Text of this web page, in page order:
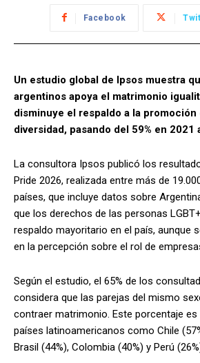
Facebook
Un estudio global de Ipsos muestra
argentinos apoya el matrimonio
disminuye el respaldo a la
diversidad, pasando del 59% en 2021
La consultora Ipsos publicó los
Pride 2026, realizada entre más de
países, que incluye datos sobre
que los derechos de las personas
respaldo mayoritario en el país, aunque
en la percepción sobre el rol de
Según el estudio, el 65% de los
considera que las parejas del mismo
contraer matrimonio. Este porcentaje
países latinoamericanos como Chile
Brasil (44%), Colombia (40%) y Perú